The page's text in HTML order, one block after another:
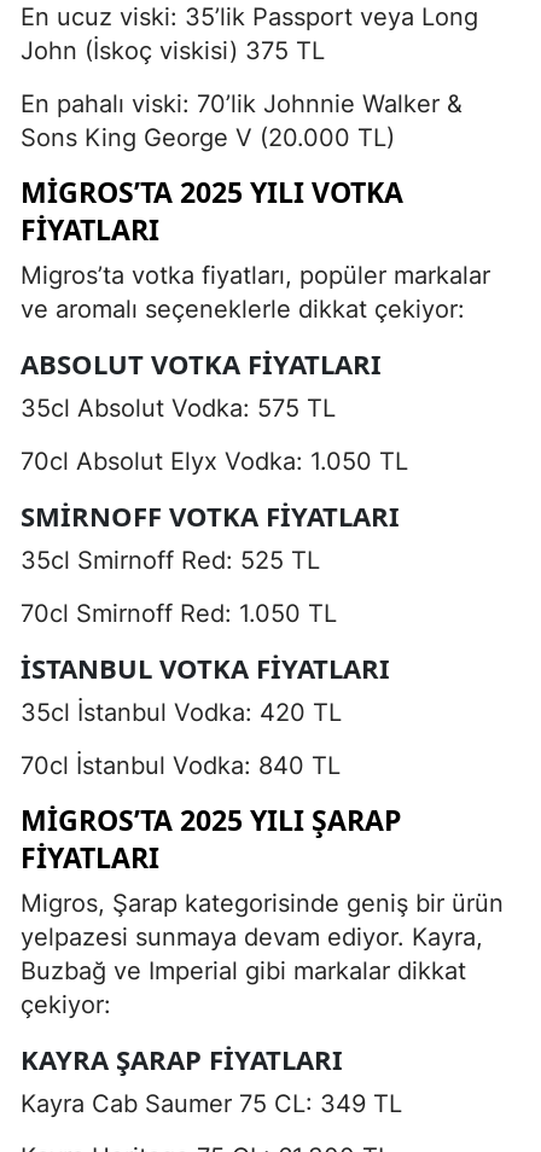
En ucuz viski: 35’lik Passport veya Long
John (İskoç viskisi) 375 TL
En pahalı viski: 70’lik Johnnie Walker &
Sons King George V (20.000 TL)
MIGROS’TA 2025 YILI VOTKA
FIYATLARI
Migros’ta votka fiyatları, popüler markalar
ve aromalı seçeneklerle dikkat çekiyor:
ABSOLUT VOTKA FIYATLARI
35cl Absolut Vodka: 575 TL
70cl Absolut Elyx Vodka: 1.050 TL
SMIRNOFF VOTKA FIYATLARI
35cl Smirnoff Red: 525 TL
70cl Smirnoff Red: 1.050 TL
İSTANBUL VOTKA FIYATLARI
35cl İstanbul Vodka: 420 TL
70cl İstanbul Vodka: 840 TL
MIGROS’TA 2025 YILI ŞARAP
FIYATLARI
Migros, Şarap kategorisinde geniş bir ürün
yelpazesi sunmaya devam ediyor. Kayra,
Buzbağ ve Imperial gibi markalar dikkat
çekiyor:
KAYRA ŞARAP FIYATLARI
Kayra Cab Saumer 75 CL: 349 TL